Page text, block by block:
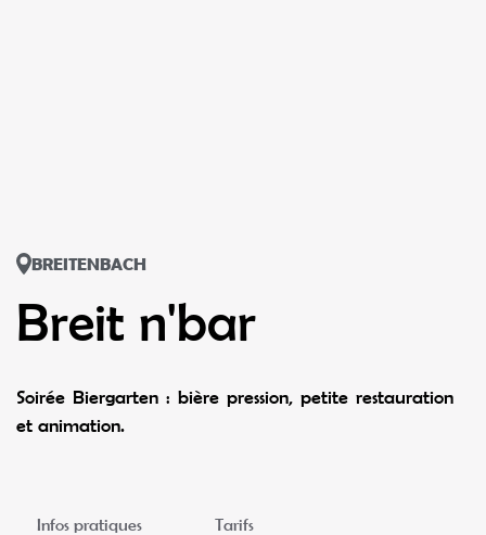
BREITENBACH
Breit n'bar
Soirée Biergarten : bière pression, petite restauration
et animation.
Infos pratiques Tarifs